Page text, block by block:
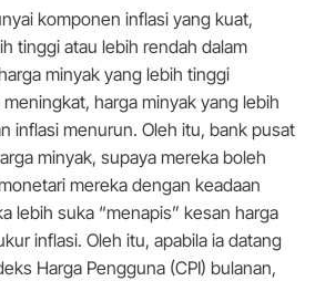
komponen inflasi yang kuat,
tinggi atau lebih rendah dalam
minyak yang lebih tinggi
harga minyak yang lebih
inflasi menurun. Oleh itu, bank pusat
minyak, supaya mereka boleh
mereka dengan keadaan
lebih suka “menapis” kesan harga
inflasi. Oleh itu, apabila ia datang
Harga Pengguna (CPI) bulanan,